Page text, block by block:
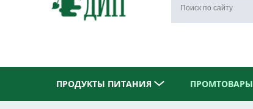
ПРОДУКТЫ ПИТАНИЯ ПРОМТОВАРЫ